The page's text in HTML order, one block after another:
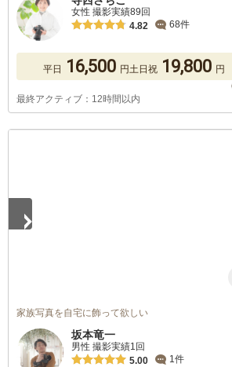
女性 撮影実績89回
4.82
68件
平日 16,500 円土日祝 19,800 円
最終アクティブ：12時間以内
家族写真を自宅に飾って欲しい
坂本竜一
男性 撮影実績1回
5.00
1件